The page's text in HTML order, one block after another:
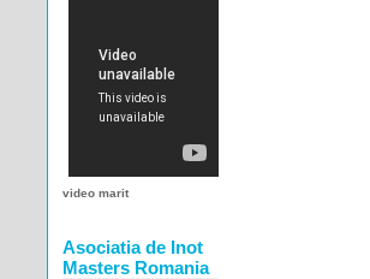
video marit
Asociatia de Inot
Masters Romania